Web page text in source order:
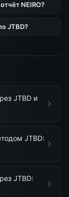
NEIRO?
JTBD?
JTBD и
JTBD:
JTBD: